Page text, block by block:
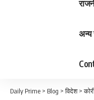
अन्य
Daily Prime > Blog >विदेश>कोरी